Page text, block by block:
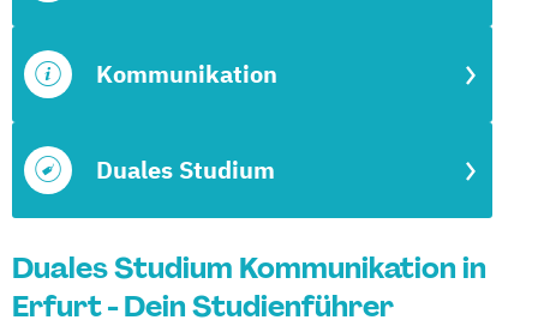
Duales Studium
Kommunikation
Duales Studium Kommunikation in
Erfurt - Dein Studienführer